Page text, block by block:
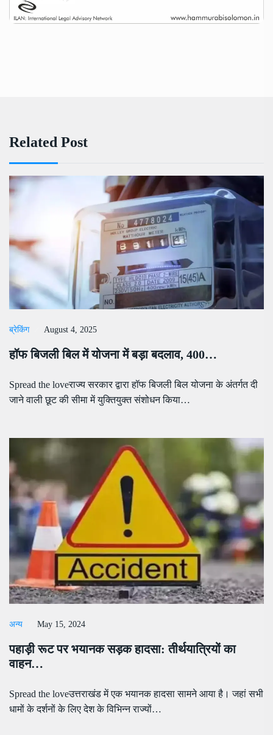
Related Post
ब्रेकिंग August 4, 2025
हॉफ बिजली बिल में योजना में बड़ा बदलाव, 400…
Spread the loveराज्य सरकार द्वारा हॉफ बिजली बिल योजना के अंतर्गत दी
जाने वाली छूट की सीमा में युक्तियुक्त संशोधन किया…
अन्य May 15, 2024
पहाड़ी रूट पर भयानक सड़क हादसा: तीर्थयात्रियों का
वाहन…
Spread the loveउत्तराखंड में एक भयानक हादसा सामने आया है। जहां सभी
धामों के दर्शनों के लिए देश के विभिन्न राज्यों…